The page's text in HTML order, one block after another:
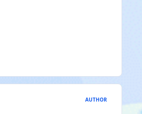
AUTHOR